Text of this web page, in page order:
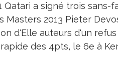
Qatari a signé trois sans-
2013 Pieter
d'Elle auteurs d'un
des 4pts, le 6e à